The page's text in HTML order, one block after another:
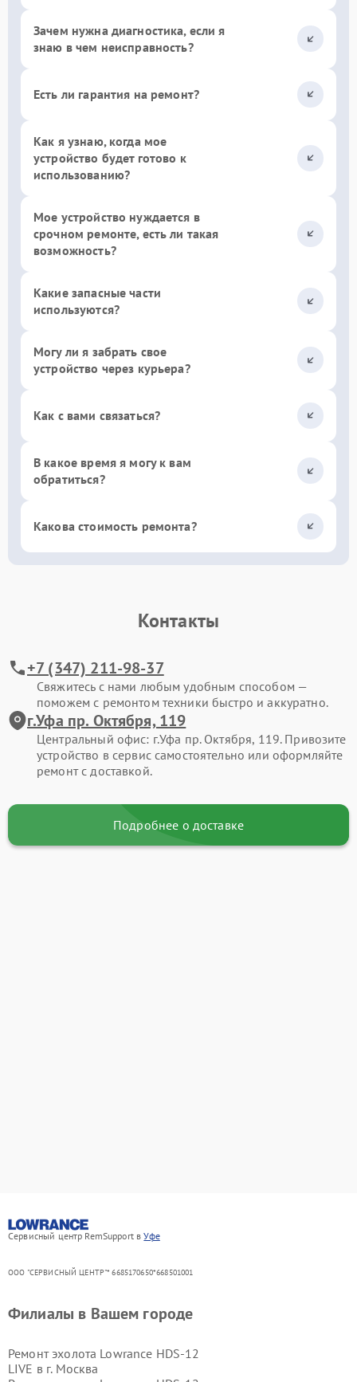
Зачем нужна диагностика, если я
знаю в чем неисправность?
Есть ли гарантия на ремонт?
Как я узнаю, когда мое
устройство будет готово к
использованию?
Мое устройство нуждается в
срочном ремонте, есть ли такая
возможность?
Какие запасные части
используются?
Могу ли я забрать свое
устройство через курьера?
Как с вами связаться?
В какое время я могу к вам
обратиться?
Какова стоимость ремонта?
Контакты
+7 (347) 211-98-37
Свяжитесь с нами любым удобным способом —
поможем с ремонтом техники быстро и аккуратно.
г.Уфа пр. Октября, 119
Центральный офис: г.Уфа пр. Октября, 119. Привозите
устройство в сервис самостоятельно или оформляйте
ремонт с доставкой.
Подробнее о доставке
Сервисный центр RemSupport вУфе
ООО "СЕРВИСНЫЙ ЦЕНТР"* 6685170650*668501001
Филиалы в Вашем городе
Ремонт эхолота Lowrance HDS-12
LIVE в г. Москва